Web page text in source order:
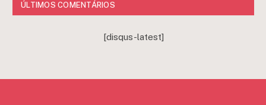
ÚLTIMOS COMENTÁRIOS
[disqus-latest]